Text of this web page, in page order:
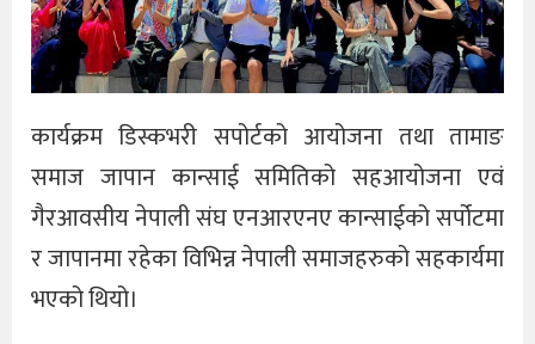
कार्यक्रम डिस्कभरी सपोर्टको आयोजना तथा तामाङ
समाज जापान कान्साई समितिको सहआयोजना एवं
गैरआवसीय नेपाली संघ एनआरएनए कान्साईको सर्पोटमा
र जापानमा रहेका विभिन्न नेपाली समाजहरुको सहकार्यमा
भएको थियो।